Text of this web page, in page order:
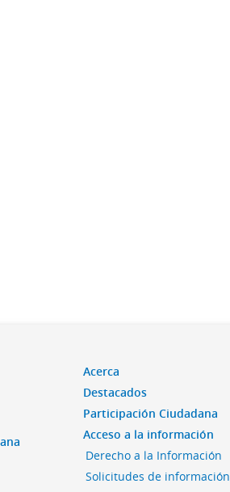
Acerca
Destacados
Participación Ciudadana
Acceso a la información
Derecho a la Información
Solicitudes de información